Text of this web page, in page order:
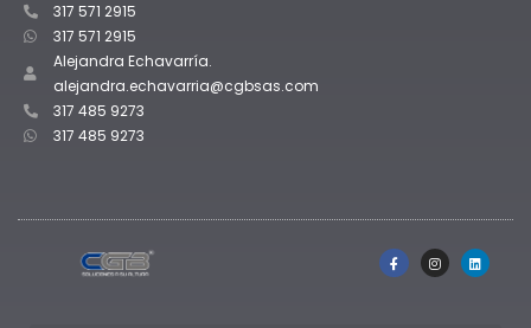
317 571 2915
317 571 2915
Alejandra Echavarría.
alejandra.echavarria@cgbsas.com
317 485 9273
317 485 9273